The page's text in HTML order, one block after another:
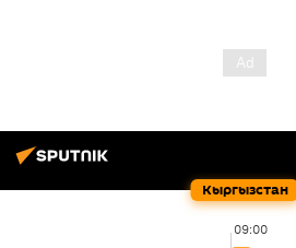
Кыргызстан
09:00